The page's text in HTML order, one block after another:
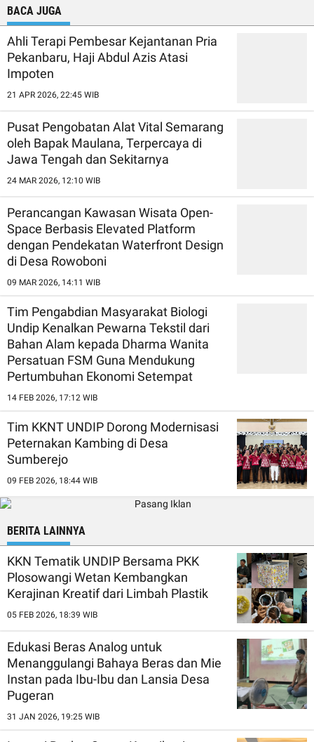
BACA JUGA
Ahli Terapi Pembesar Kejantanan Pria
Pekanbaru, Haji Abdul Azis Atasi
Impoten
21 APR 2026, 22:45 WIB
Pusat Pengobatan Alat Vital Semarang
oleh Bapak Maulana, Terpercaya di
Jawa Tengah dan Sekitarnya
24 MAR 2026, 12:10 WIB
Perancangan Kawasan Wisata Open-
Space Berbasis Elevated Platform
dengan Pendekatan Waterfront Design
di Desa Rowoboni
09 MAR 2026, 14:11 WIB
Tim Pengabdian Masyarakat Biologi
Undip Kenalkan Pewarna Tekstil dari
Bahan Alam kepada Dharma Wanita
Persatuan FSM Guna Mendukung
Pertumbuhan Ekonomi Setempat
14 FEB 2026, 17:12 WIB
Tim KKNT UNDIP Dorong Modernisasi
Peternakan Kambing di Desa
Sumberejo
09 FEB 2026, 18:44 WIB
BERITA LAINNYA
KKN Tematik UNDIP Bersama PKK
Plosowangi Wetan Kembangkan
Kerajinan Kreatif dari Limbah Plastik
05 FEB 2026, 18:39 WIB
Edukasi Beras Analog untuk
Menanggulangi Bahaya Beras dan Mie
Instan pada Ibu-Ibu dan Lansia Desa
Pugeran
31 JAN 2026, 19:25 WIB